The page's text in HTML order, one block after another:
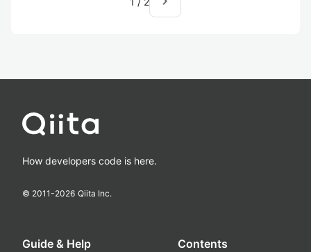
How developers code is here.
© 2011-2026 Qiita Inc.
Guide & Help Contents